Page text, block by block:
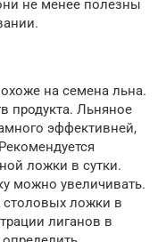
не менее полезны
на семена льна.
продукта. Льняное
эффективней,
ложки в сутки.
можно увеличивать.
столовых ложки в
лиганов в